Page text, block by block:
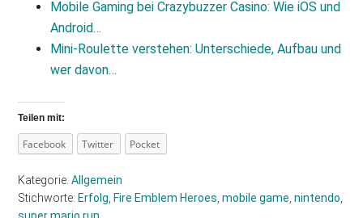
Mobile Gaming bei Crazybuzzer Casino: Wie iOS und
Android…
Mini-Roulette verstehen: Unterschiede, Aufbau und
wer davon…
Teilen mit:
Facebook Twitter Pocket
Kategorie:Allgemein
Stichworte: Erfolg Fire Emblem Heroes ,mobile game ,nintendo